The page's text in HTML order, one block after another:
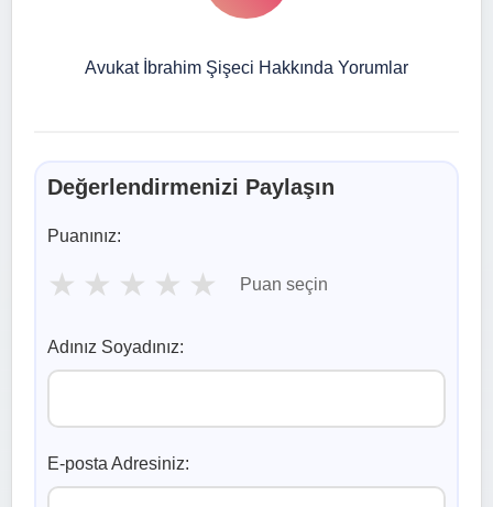
Avukat İbrahim Şişeci Hakkında Yorumlar
Değerlendirmenizi Paylaşın
Puanınız:
★ ★ ★ ★ ★ Puan seçin
Adınız Soyadınız:
E-posta Adresiniz: